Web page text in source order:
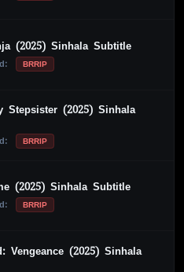
(2025) Sinhala Subtitle
BRRIP
Stepsister (2025) Sinhala
BRRIP
(2025) Sinhala Subtitle
BRRIP
Vengeance (2025) Sinhala